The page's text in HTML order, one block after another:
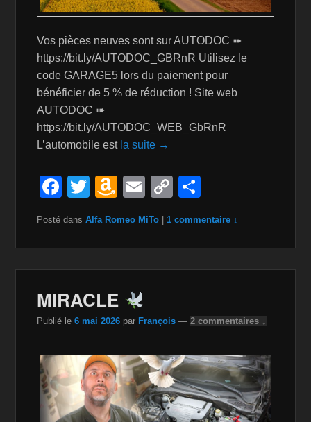
Vos pièces neuves sont sur AUTODOC ➠
https://bit.ly/AUTODOC_GBRnR Utilisez le
code GARAGE5 lors du paiement pour
bénéficier de 5 % de réduction ! Site web
AUTODOC ➠
https://bit.ly/AUTODOC_WEB_GbRnR
L’automobile est la suite →
F
c
e
b
o
o
T
tt
er
A
a
z
o
n
W
h
Li
st
E
ail
C
p
y
Li
k
ta
g
er
Posté dans Alfa Romeo MiTo | 1 commentaire ↓
MIRACLE
Publié le6 mai 2026 par François —2 commentaires ↓